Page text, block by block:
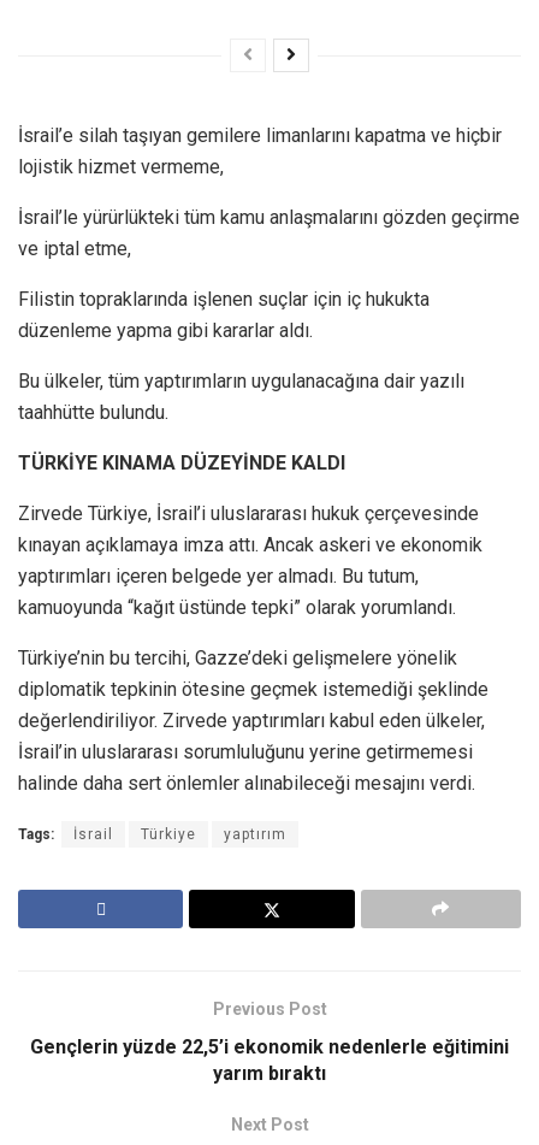
İsrail’e silah taşıyan gemilere limanlarını kapatma ve hiçbir
lojistik hizmet vermeme,
İsrail’le yürürlükteki tüm kamu anlaşmalarını gözden geçirme
ve iptal etme,
Filistin topraklarında işlenen suçlar için iç hukukta
düzenleme yapma gibi kararlar aldı.
Bu ülkeler, tüm yaptırımların uygulanacağına dair yazılı
taahhütte bulundu.
TÜRKİYE KINAMA DÜZEYİNDE KALDI
Zirvede Türkiye, İsrail’i uluslararası hukuk çerçevesinde
kınayan açıklamaya imza attı. Ancak askeri ve ekonomik
yaptırımları içeren belgede yer almadı. Bu tutum,
kamuoyunda “kağıt üstünde tepki” olarak yorumlandı.
Türkiye’nin bu tercihi, Gazze’deki gelişmelere yönelik
diplomatik tepkinin ötesine geçmek istemediği şeklinde
değerlendiriliyor. Zirvede yaptırımları kabul eden ülkeler,
İsrail’in uluslararası sorumluluğunu yerine getirmemesi
halinde daha sert önlemler alınabileceği mesajını verdi.
Tags: İsrail Türkiye yaptırım
Previous Post
Gençlerin yüzde 22,5’i ekonomik nedenlerle eğitimini
yarım bıraktı
Next Post